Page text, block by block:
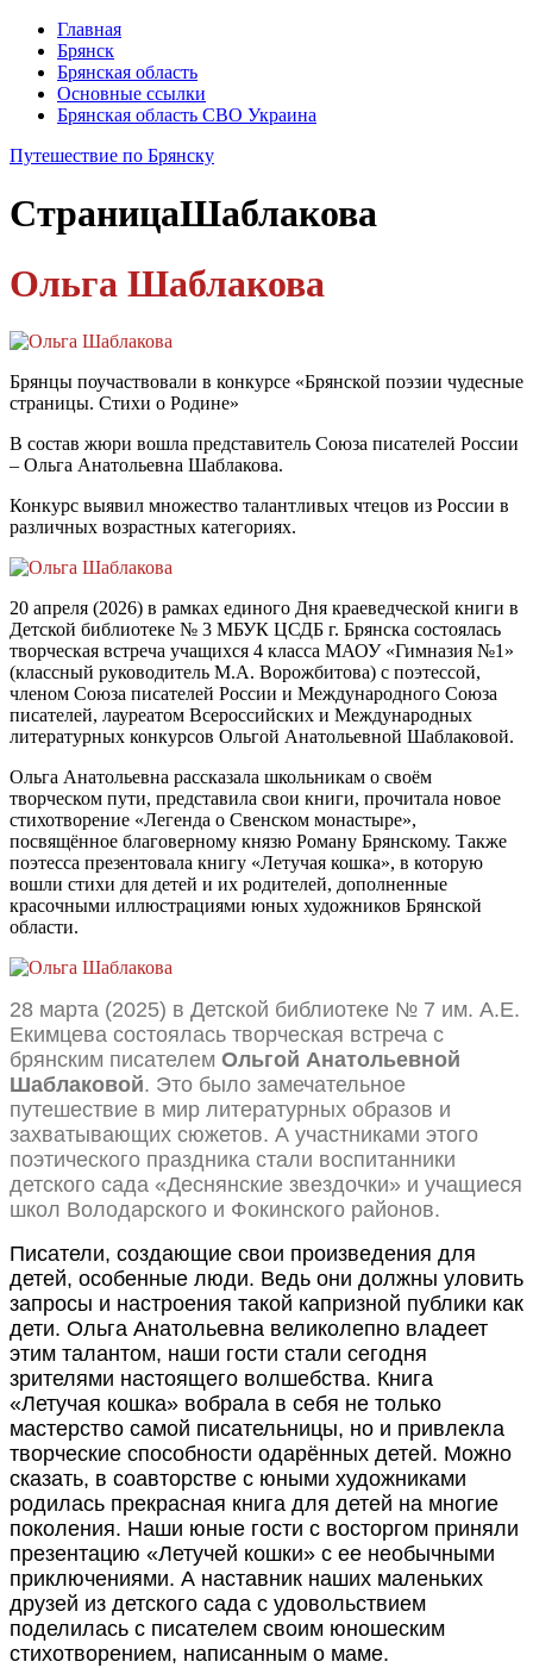
Главная
Брянск
Брянская область
Основные ссылки
Брянская область СВО Украина
Путешествие по Брянску
СтраницаШаблакова
Ольга Шаблакова
Брянцы поучаствовали в конкурсе «Брянской поэзии чудесные
страницы. Стихи о Родине»
В состав жюри вошла представитель Союза писателей России
– Ольга Анатольевна Шаблакова.
Конкурс выявил множество талантливых чтецов из России в
различных возрастных категориях.
20 апреля (2026) в рамках единого Дня краеведческой книги в
Детской библиотеке № 3 МБУК ЦСДБ г. Брянска состоялась
творческая встреча учащихся 4 класса МАОУ «Гимназия №1»
(классный руководитель М.А. Ворожбитова) с поэтессой,
членом Союза писателей России и Международного Союза
писателей, лауреатом Всероссийских и Международных
литературных конкурсов Ольгой Анатольевной Шаблаковой.
Ольга Анатольевна рассказала школьникам о своём
творческом пути, представила свои книги, прочитала новое
стихотворение «Легенда о Свенском монастыре»,
посвящённое благоверному князю Роману Брянскому. Также
поэтесса презентовала книгу «Летучая кошка», в которую
вошли стихи для детей и их родителей, дополненные
красочными иллюстрациями юных художников Брянской
области.
28 марта (2025) в Детской библиотеке № 7 им. А.Е.
Екимцева состоялась творческая встреча с
брянским писателем Ольгой Анатольевной
Шаблаковой. Это было замечательное
путешествие в мир литературных образов и
захватывающих сюжетов. А участниками этого
поэтического праздника стали воспитанники
детского сада «Деснянские звездочки» и учащиеся
школ Володарского и Фокинского районов.
Писатели, создающие свои произведения для
детей, особенные люди. Ведь они должны уловить
запросы и настроения такой капризной публики как
дети. Ольга Анатольевна великолепно владеет
этим талантом, наши гости стали сегодня
зрителями настоящего волшебства. Книга
«Летучая кошка» вобрала в себя не только
мастерство самой писательницы, но и привлекла
творческие способности одарённых детей. Можно
сказать, в соавторстве с юными художниками
родилась прекрасная книга для детей на многие
поколения. Наши юные гости с восторгом приняли
презентацию «Летучей кошки» с ее необычными
приключениями. А наставник наших маленьких
друзей из детского сада с удовольствием
поделилась с писателем своим юношеским
стихотворением, написанным о маме.